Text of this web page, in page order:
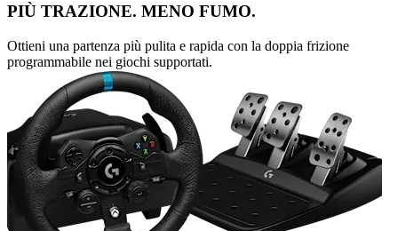
PIÙ TRAZIONE. MENO FUMO.
Ottieni una partenza più pulita e rapida con la doppia frizione
programmabile nei giochi supportati.